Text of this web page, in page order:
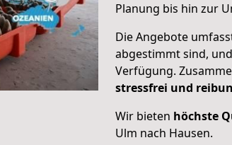
Planung bis hin zur
Die Angebote
abgestimmt sind,
Verfügung.
stressfrei und
Wir bieten höchste
Ulm nach Hausen.